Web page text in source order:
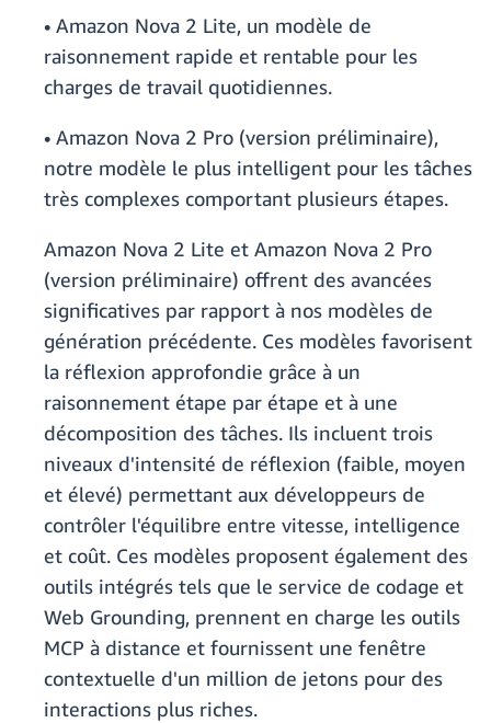
• Amazon Nova 2 Lite, un modèle de
raisonnement rapide et rentable pour les
charges de travail quotidiennes.
• Amazon Nova 2 Pro (version préliminaire),
notre modèle le plus intelligent pour les tâches
très complexes comportant plusieurs étapes.
Amazon Nova 2 Lite et Amazon Nova 2 Pro
(version préliminaire) offrent des avancées
significatives par rapport à nos modèles de
génération précédente. Ces modèles favorisent
la réflexion approfondie grâce à un
raisonnement étape par étape et à une
décomposition des tâches. Ils incluent trois
niveaux d'intensité de réflexion (faible, moyen
et élevé) permettant aux développeurs de
contrôler l'équilibre entre vitesse, intelligence
et coût. Ces modèles proposent également des
outils intégrés tels que le service de codage et
Web Grounding, prennent en charge les outils
MCP à distance et fournissent une fenêtre
contextuelle d'un million de jetons pour des
interactions plus riches.